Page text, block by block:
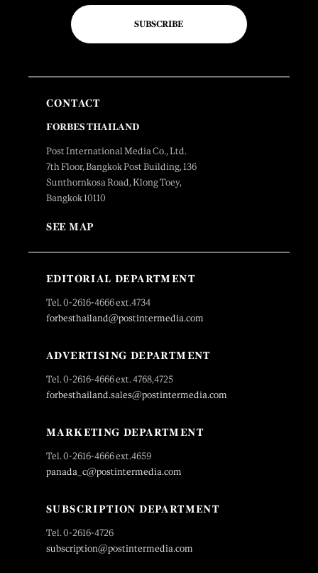
SUBSCRIBE
CONTACT
FORBES THAILAND
Post International Media Co., Ltd.
7th Floor, Bangkok Post Building, 136
Sunthornkosa Road, Klong Toey,
Bangkok 10110
SEE MAP
EDITORIAL DEPARTMENT
Tel. 0-2616-4666 ext.4734
forbesthailand@postintermedia.com
ADVERTISING DEPARTMENT
Tel. 0-2616-4666 ext. 4768,4725
forbesthailand.sales@postintermedia.com
MARKETING DEPARTMENT
Tel. 0-2616-4666 ext.4659
panada_c@postintermedia.com
SUBSCRIPTION DEPARTMENT
Tel. 0-2616-4726
subscription@postintermedia.com